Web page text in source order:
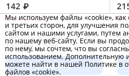
142 ₽
Заказной
Арт.: 68441
Черенок деревянный, 40 х
1200 мм, 2 сорт
В корзину
Мы используем файлы «cookie», как
и третьих сторон, для улучшения
сайтом и нашими услугами, путем
по нашему веб-сайту. Если вы
по нему, мы сочтем, что вы
использованием.
можете найти в нашей Политике в
файлов «cookie».